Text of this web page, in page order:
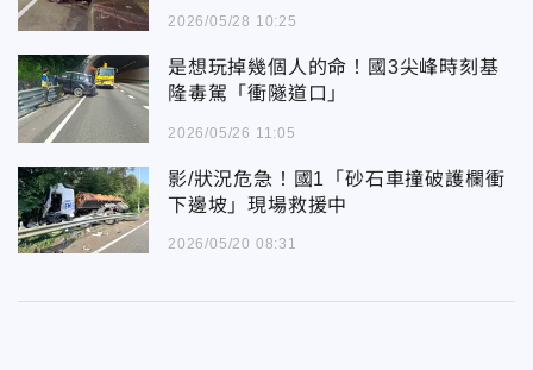
2026/05/28 10:25
是想玩掉幾個人的命！國3尖峰時刻基
隆毒駕「衝隧道口」
2026/05/26 11:05
影/狀況危急！國1「砂石車撞破護欄衝
下邊坡」現場救援中
2026/05/20 08:31